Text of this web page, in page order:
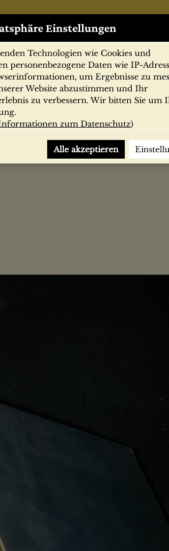
Einstellungen
Technologien wie Cookies und
personenbezogene Daten wie IP-
um Ergebnisse zu
Website abzustimmen und Ihr
zu verbessern. Wir bitten Sie um
zum Datenschutz)
Alle akzeptieren
Filmprogramme
bedeutender Zeitgenossen / Wilhelm